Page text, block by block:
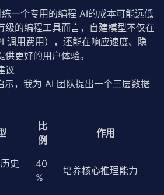
一个专用的编程 AI的成本可能远低
级的编程工具而言，自建模型不仅在
调用费用），还能在响应速度、隐
更好的用户体验。
议
，我为 AI 团队提出一个三层数据
比
例
作用
史
40
%
培养核心推理能力